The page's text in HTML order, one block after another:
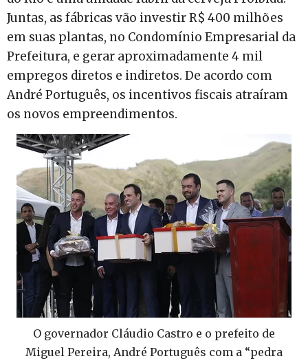
Juntas, as fábricas vão investir R$ 400 milhões
em suas plantas, no Condomínio Empresarial da
Prefeitura, e gerar aproximadamente 4 mil
empregos diretos e indiretos. De acordo com
André Português, os incentivos fiscais atraíram
os novos empreendimentos.
O governador Cláudio Castro e o prefeito de
Miguel Pereira, André Português com a “pedra